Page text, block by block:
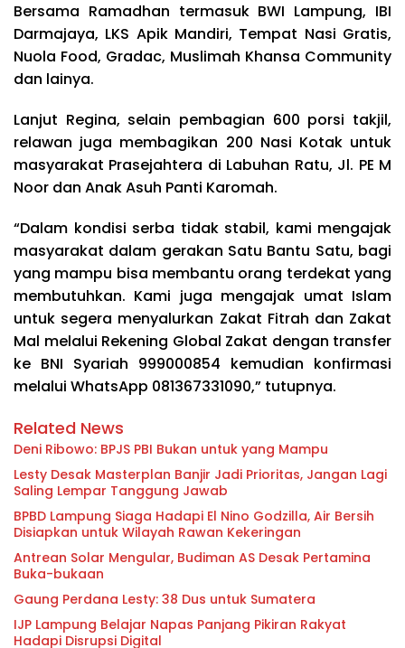
Bersama Ramadhan termasuk BWI Lampung, IBI
Darmajaya, LKS Apik Mandiri, Tempat Nasi Gratis,
Nuola Food, Gradac, Muslimah Khansa Community
dan lainya.
Lanjut Regina, selain pembagian 600 porsi takjil,
relawan juga membagikan 200 Nasi Kotak untuk
masyarakat Prasejahtera di Labuhan Ratu, Jl. PE M
Noor dan Anak Asuh Panti Karomah.
“Dalam kondisi serba tidak stabil, kami mengajak
masyarakat dalam gerakan Satu Bantu Satu, bagi
yang mampu bisa membantu orang terdekat yang
membutuhkan. Kami juga mengajak umat Islam
untuk segera menyalurkan Zakat Fitrah dan Zakat
Mal melalui Rekening Global Zakat dengan transfer
ke BNI Syariah 999000854 kemudian konfirmasi
melalui WhatsApp 081367331090,” tutupnya.
Related News
Deni Ribowo: BPJS PBI Bukan untuk yang Mampu
Lesty Desak Masterplan Banjir Jadi Prioritas, Jangan Lagi
Saling Lempar Tanggung Jawab
BPBD Lampung Siaga Hadapi El Nino Godzilla, Air Bersih
Disiapkan untuk Wilayah Rawan Kekeringan
Antrean Solar Mengular, Budiman AS Desak Pertamina
Buka-bukaan
Gaung Perdana Lesty: 38 Dus untuk Sumatera
IJP Lampung Belajar Napas Panjang Pikiran Rakyat
Hadapi Disrupsi Digital